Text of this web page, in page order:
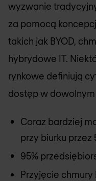
wyzwanie
za pomocą
takich jak BYOD,
hybrydowe IT.
rynkowe definiują
dostęp w
Coraz bardziej
przy biurku
95%
Przyjęcie chmury